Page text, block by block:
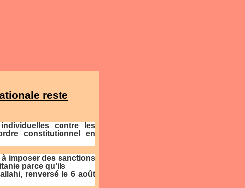
reste
contre les
constitutionnel en
imposer des sanctions
parce qu’ils
renversé le 6 août